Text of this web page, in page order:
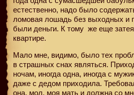
естественно, надо было
ломовая лошадь без выходных и
были деньги. К тому же еще
квартире.
Мало мне, видимо, было тех
в страшных снах являться.
ночам, иногда одна, иногда с
даже с дедом приходила.
она, мол, моя мать и должна со